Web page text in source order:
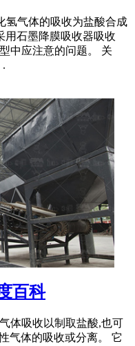
氢气体的吸收为盐酸合成
用石墨降膜吸收器吸收
中应注意的问题。 关
.
百科
体吸收以制取盐酸,也可
气体的吸收或分离。 它